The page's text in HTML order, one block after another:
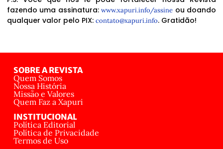
fazendo uma assinatura:www.xapuri.info/assine ou doando
qualquer valor pelo PIX: contato@xapuri.info. Gratidão!
SOBRE A REVISTA
Quem Somos
Nossa História
Missão e Valores
Quem Faz a Xapuri
INSTITUCIONAL
Política Editorial
Política de Privacidade
Termos de Uso